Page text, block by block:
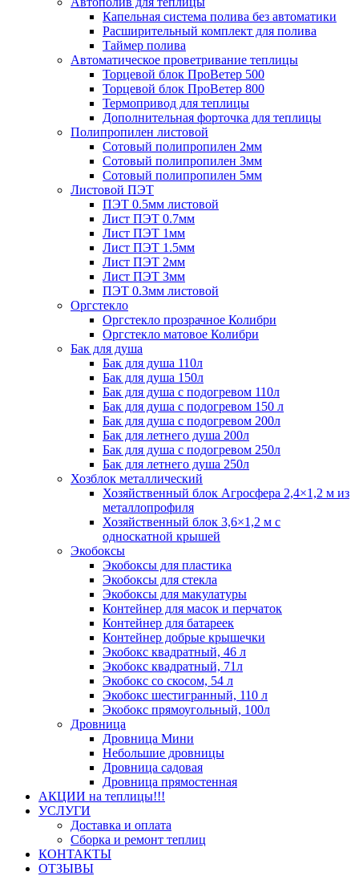
Капельная система полива без автоматики
Расширительный комплект для полива
Таймер полива
Автоматическое проветривание теплицы
Торцевой блок ПроВетер 500
Торцевой блок ПроВетер 800
Термопривод для теплицы
Дополнительная форточка для теплицы
Полипропилен листовой
Сотовый полипропилен 2мм
Сотовый полипропилен 3мм
Сотовый полипропилен 5мм
Листовой ПЭТ
ПЭТ 0.5мм листовой
Лист ПЭТ 0.7мм
Лист ПЭТ 1мм
Лист ПЭТ 1.5мм
Лист ПЭТ 2мм
Лист ПЭТ 3мм
ПЭТ 0.3мм листовой
Оргстекло
Оргстекло прозрачное Колибри
Оргстекло матовое Колибри
Бак для душа
Бак для душа 110л
Бак для душа 150л
Бак для душа с подогревом 110л
Бак для душа с подогревом 150 л
Бак для душа с подогревом 200л
Бак для летнего душа 200л
Бак для душа с подогревом 250л
Бак для летнего душа 250л
Хозблок металлический
Хозяйственный блок Агросфера 2,4×1,2 м из
металлопрофиля
Хозяйственный блок 3,6×1,2 м с
односкатной крышей
Экобоксы
Экобоксы для пластика
Экобоксы для стекла
Экобоксы для макулатуры
Контейнер для масок и перчаток
Контейнер для батареек
Контейнер добрые крышечки
Экобокс квадратный, 46 л
Экобокс квадратный, 71л
Экобокс со скосом, 54 л
Экобокс шестигранный, 110 л
Экобокс прямоугольный, 100л
Дровница
Дровница Мини
Небольшие дровницы
Дровница садовая
Дровница прямостенная
АКЦИИ на теплицы!!!
УСЛУГИ
Доставка и оплата
Сборка и ремонт теплиц
КОНТАКТЫ
ОТЗЫВЫ